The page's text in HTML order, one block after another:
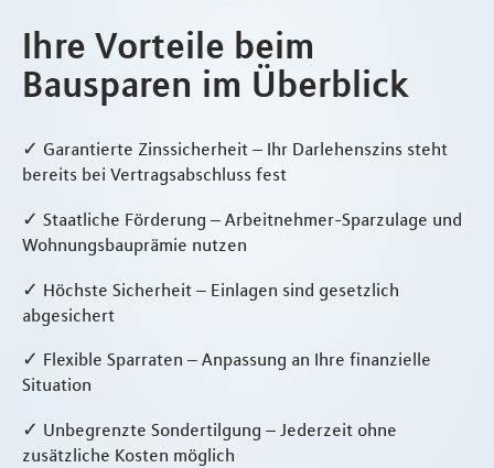
Ihre Vorteile beim
Bausparen im Überblick
✓ Garantierte Zinssicherheit – Ihr Darlehenszins steht
bereits bei Vertragsabschluss fest
✓ Staatliche Förderung – Arbeitnehmer-Sparzulage und
Wohnungsbauprämie nutzen
✓ Höchste Sicherheit – Einlagen sind gesetzlich
abgesichert
✓ Flexible Sparraten – Anpassung an Ihre finanzielle
Situation
✓ Unbegrenzte Sondertilgung – Jederzeit ohne
zusätzliche Kosten möglich